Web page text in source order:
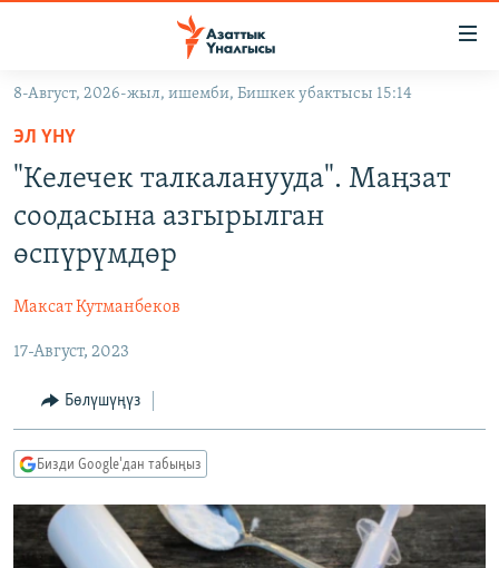
Навигацияга
өтүңүз
Издөөгө
салыңыз
КЫРГЫЗСТАН
МАДАНИЯТ
ТВ ПРОГРАММАЛАР
БҮГҮН АЗАТТЫКТА
ЭКСПЕРТТЕР ТАЛДАЙТ
ДАНИСТЕ
ЭЖЕ-СИҢДИЛЕР
АЗАТТЫК+
ПОДКАСТ
ӨЗГӨЧӨ ПИКИР
Русский
ОНЛАЙН ШЕРИНЕ
8-Август, 2026-жыл, ишемби, Бишкек убактысы 15:14
ЭЛ ҮНҮ
"Келечек талкаланууда". Маңзат
соодасына азгырылган
өспүрүмдөр
Максат Кутманбеков
17-Август, 2023
Бөлүшүңүз
Бизди Google'дан табыңыз